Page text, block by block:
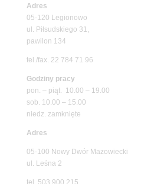
Adres
05-120 Legionowo
ul. Piłsudskiego 31,
pawilon 134
tel./fax. 22 784 71 96
Godziny pracy
pon. – piąt. 10.00 – 19.00
sob. 10.00 – 15.00
niedz. zamknięte
Adres
05-100 Nowy Dwór Mazowiecki
ul. Leśna 2
tel. 503 900 215